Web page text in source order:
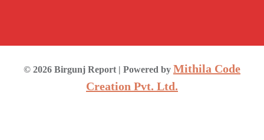
© 2026 Birgunj Report | Powered by Mithila Code
Creation Pvt. Ltd.